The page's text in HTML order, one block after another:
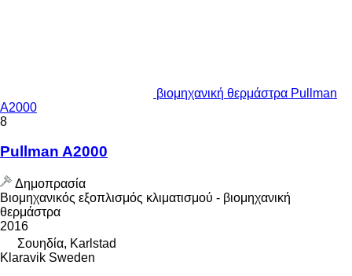
βιομηχανική θερμάστρα Pullman
A2000
8
Pullman A2000
Δημοπρασία
Βιομηχανικός εξοπλισμός κλιματισμού - βιομηχανική
θερμάστρα
2016
Σουηδία, Karlstad
Klaravik Sweden